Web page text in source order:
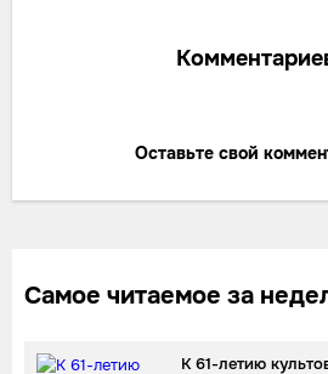
Оставьте свой
Самое читаемое за
К 61-летию